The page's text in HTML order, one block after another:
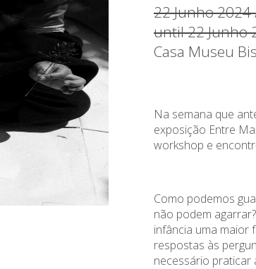
22 Junho
until 22 Junho
Casa Museu
Na semana que
exposição Entre
workshop e
Como podemos
não podem
infância uma maior
respostas às
necessário praticar